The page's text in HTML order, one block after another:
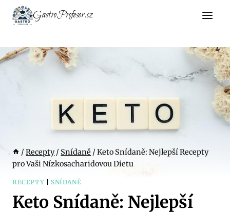
Přeskočit
GastroProfesor.cz
/ Recepty/ Snídaně / Keto Snídaně: Nejlepší Recepty
pro Vaši Nízkosacharidovou Dietu
RECEPTY SNÍDANĚ
Keto Snídaně: Nejlepší